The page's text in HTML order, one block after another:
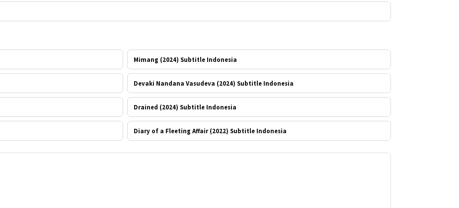
Mimang (2024) Subtitle Indonesia
Devaki Nandana Vasudeva (2024) Subtitle Indonesia
Drained (2024) Subtitle Indonesia
Diary of a Fleeting Affair (2022) Subtitle Indonesia